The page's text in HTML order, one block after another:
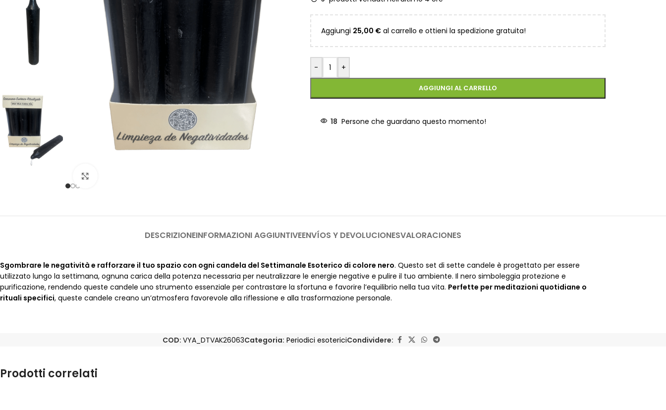
Aggiungi 25,00 €al carrello e ottieni la spedizione gratuita!
- +
AGGIUNGI AL CARRELLO
18 Persone che guardano questo momento!
DESCRIZIONEINFORMAZIONI AGGIUNTIVEENVÍOS Y DEVOLUCIONESVALORACIONES
Sgombrare le negatività e rafforzare il tuo spazio con ogni candela del Settimanale Esoterico di colore nero. Questo set di sette candele è progettato per essere
utilizzato lungo la settimana, ognuna carica della potenza necessaria per neutralizzare le energie negative e pulire il tuo ambiente. Il nero simboleggia protezione e
purificazione, rendendo queste candele uno strumento essenziale per contrastare la sfortuna e favorire l’equilibrio nella tua vita. Perfette per meditazioni quotidiane o
rituali specifici, queste candele creano un’atmosfera favorevole alla riflessione e alla trasformazione personale.
COD: VYA_DTVAK26063Categoria: Periodici esotericiCondividere:
Prodotti correlati